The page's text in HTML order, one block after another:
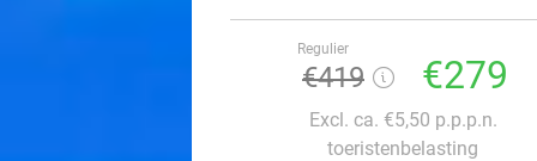
Regulier
€419 €279
Excl. ca. €5,50 p.p.p.n.
toeristenbelasting